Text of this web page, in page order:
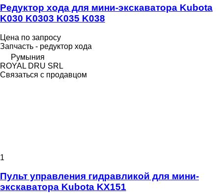
Редуктор хода для мини-экскаватора Kubota
K030 K0303 K035 K038
Цена по запросу
Запчасть - редуктор хода
Румыния
ROYAL DRU SRL
Связаться с продавцом
1
Пульт управления гидравликой для мини-
экскаватора Kubota KX151